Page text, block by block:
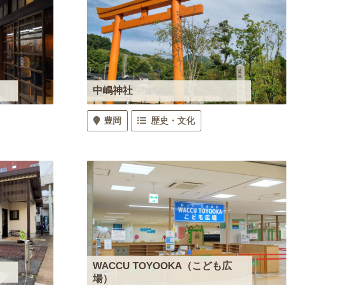
中嶋神社
豊岡 歴史・文化
WACCU TOYOOKA（こども広
場）